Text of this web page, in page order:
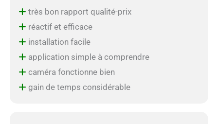
très bon rapport qualité-prix
réactif et efficace
installation facile
application simple à comprendre
caméra fonctionne bien
gain de temps considérable